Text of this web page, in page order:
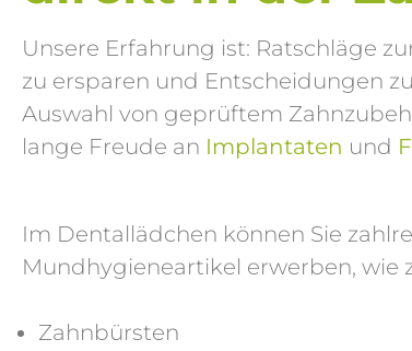
Unsere Erfahrung ist: Ratschläge
zu ersparen und Entscheidungen
Auswahl von geprüftem
lange Freude an Implantaten und
Im Dentallädchen können Sie
Mundhygieneartikel erwerben, wie
Zahnbürsten